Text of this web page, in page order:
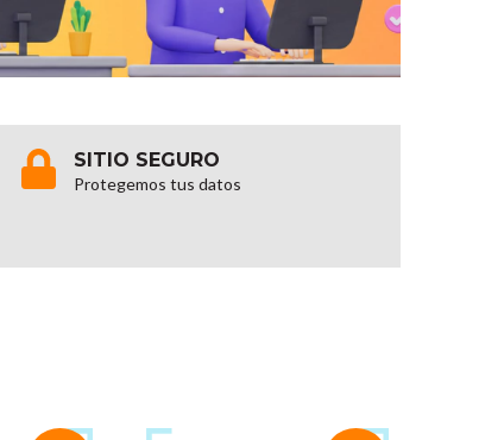
SITIO SEGURO
Protegemos tus datos